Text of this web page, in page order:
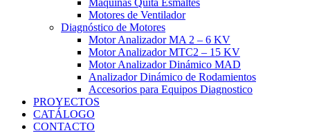
Máquinas Quita Esmaltes
Motores de Ventilador
Diagnóstico de Motores
Motor Analizador MA 2 – 6 KV
Motor Analizador MTC2 – 15 KV
Motor Analizador Dinámico MAD
Analizador Dinámico de Rodamientos
Accesorios para Equipos Diagnostico
PROYECTOS
CATÁLOGO
CONTACTO